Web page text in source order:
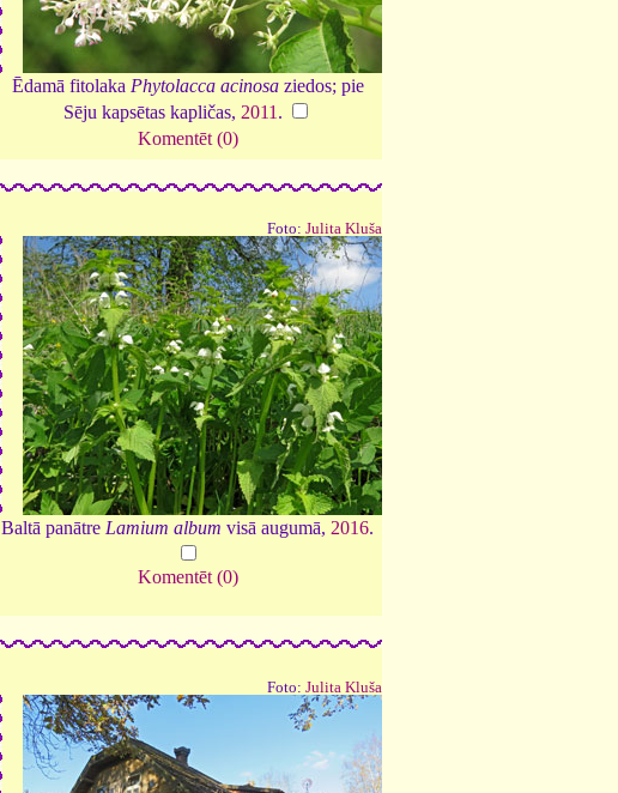
Ēdamā fitolaka Phytolacca acinosaziedos; pie
Sēju kapsētas kapličas, 2011 .
Komentēt (0)
Foto: Julita Kluša
Baltā panātre Lamium album visā augumā, 2016.
Komentēt (0)
Foto: Julita Kluša